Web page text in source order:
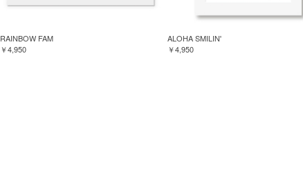
RAINBOW FAM
￥4,950
ALOHA SMILIN'
￥4,950